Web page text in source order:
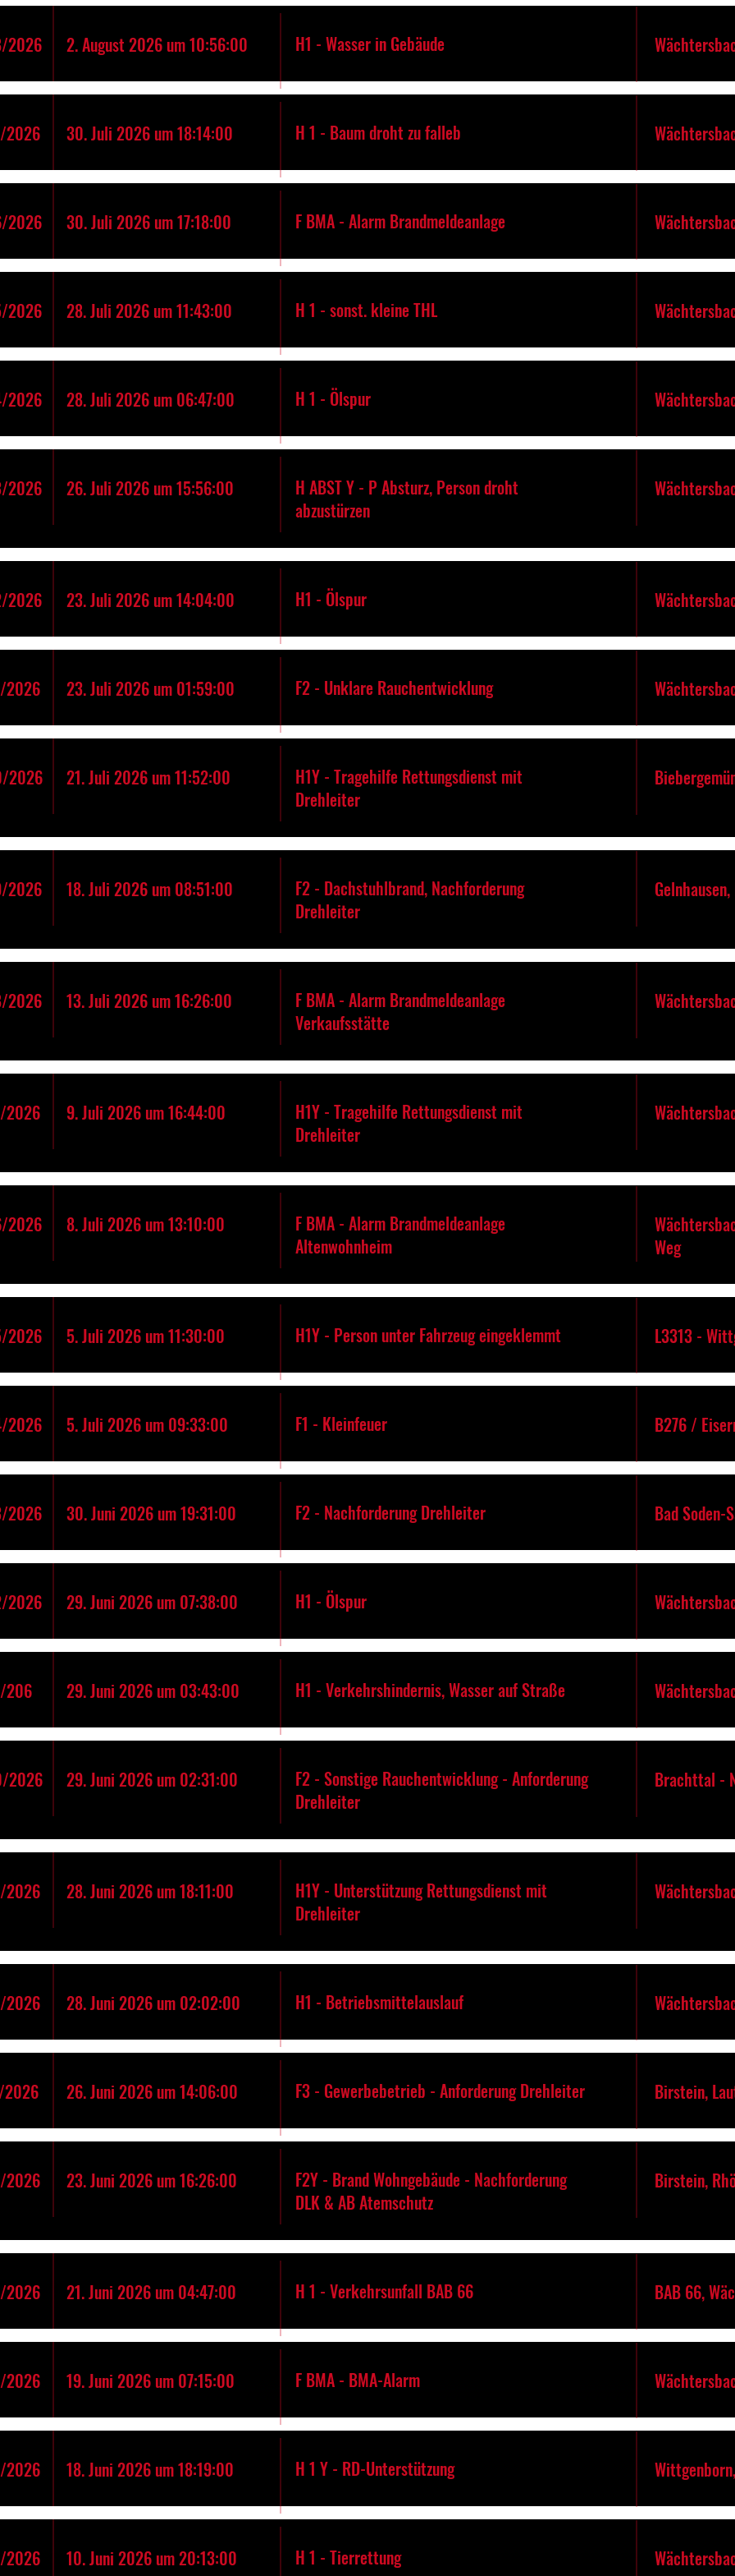
2026 2. August 2026 um 10:56:00 H1 - Wasser in Gebäude
2026 30. Juli 2026 um 18:14:00 H 1 - Baum droht zu falleb
2026 30. Juli 2026 um 17:18:00 F BMA - Alarm Brandmeldeanlage
2026 28. Juli 2026 um 11:43:00 H 1 - sonst. kleine THL
2026 28. Juli 2026 um 06:47:00 H 1 - Ölspur
2026 26. Juli 2026 um 15:56:00
H ABST Y - P Absturz, Person droht
abzustürzen
2026 23. Juli 2026 um 14:04:00 H1 - Ölspur
2026 23. Juli 2026 um 01:59:00 F2 - Unklare Rauchentwicklung
2026 21. Juli 2026 um 11:52:00
H1Y - Tragehilfe Rettungsdienst mit
Drehleiter
2026 18. Juli 2026 um 08:51:00
F2 - Dachstuhlbrand, Nachforderung
Drehleiter
2026 13. Juli 2026 um 16:26:00
F BMA - Alarm Brandmeldeanlage
Verkaufsstätte
2026 9. Juli 2026 um 16:44:00
H1Y - Tragehilfe Rettungsdienst mit
Drehleiter
2026 8. Juli 2026 um 13:10:00
F BMA - Alarm Brandmeldeanlage
Altenwohnheim
Weg
2026 5. Juli 2026 um 11:30:00 H1Y - Person unter Fahrzeug eingeklemmt L3313 -
2026 5. Juli 2026 um 09:33:00 F1 - Kleinfeuer B276 /
2026 30. Juni 2026 um 19:31:00 F2 - Nachforderung Drehleiter Bad
2026 29. Juni 2026 um 07:38:00 H1 - Ölspur
206 29. Juni 2026 um 03:43:00 H1 - Verkehrshindernis, Wasser auf Straße
2026 29. Juni 2026 um 02:31:00
F2 - Sonstige Rauchentwicklung - Anforderung
Drehleiter
Brachttal -
2026 28. Juni 2026 um 18:11:00
H1Y - Unterstützung Rettungsdienst mit
Drehleiter
2026 28. Juni 2026 um 02:02:00 H1 - Betriebsmittelauslauf
2026 26. Juni 2026 um 14:06:00 F3 - Gewerbebetrieb - Anforderung Drehleiter Birstein,
2026 23. Juni 2026 um 16:26:00
F2Y - Brand Wohngebäude - Nachforderung
DLK & AB Atemschutz
Birstein,
2026 21. Juni 2026 um 04:47:00 H 1 - Verkehrsunfall BAB 66 BAB 66,
2026 19. Juni 2026 um 07:15:00 F BMA - BMA-Alarm
2026 18. Juni 2026 um 18:19:00 H 1 Y - RD-Unterstützung
2026 10. Juni 2026 um 20:13:00 H 1 - Tierrettung